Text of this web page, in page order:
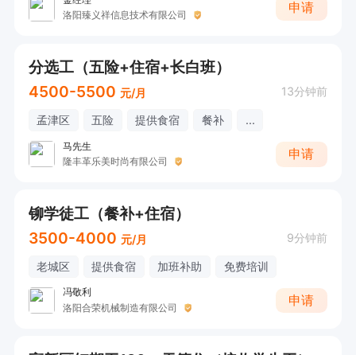
洛阳臻义祥信息技术有限公司
申请
分选工（五险+住宿+长白班）
4500-5500 元/月 13分钟前
孟津区 五险 提供食宿 餐补 ...
马先生
隆丰革乐美时尚有限公司
申请
铆学徒工（餐补+住宿）
3500-4000 元/月 9分钟前
老城区 提供食宿 加班补助 免费培训
冯敬利
洛阳合荣机械制造有限公司
申请